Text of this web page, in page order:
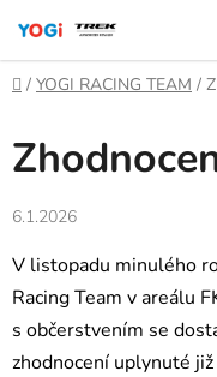
obsah
Domů
/ YOGI RACING TEAM /
6.1.2026
V listopadu minulého
Racing Team v areálu
s občerstvením se
zhodnocení uplynuté